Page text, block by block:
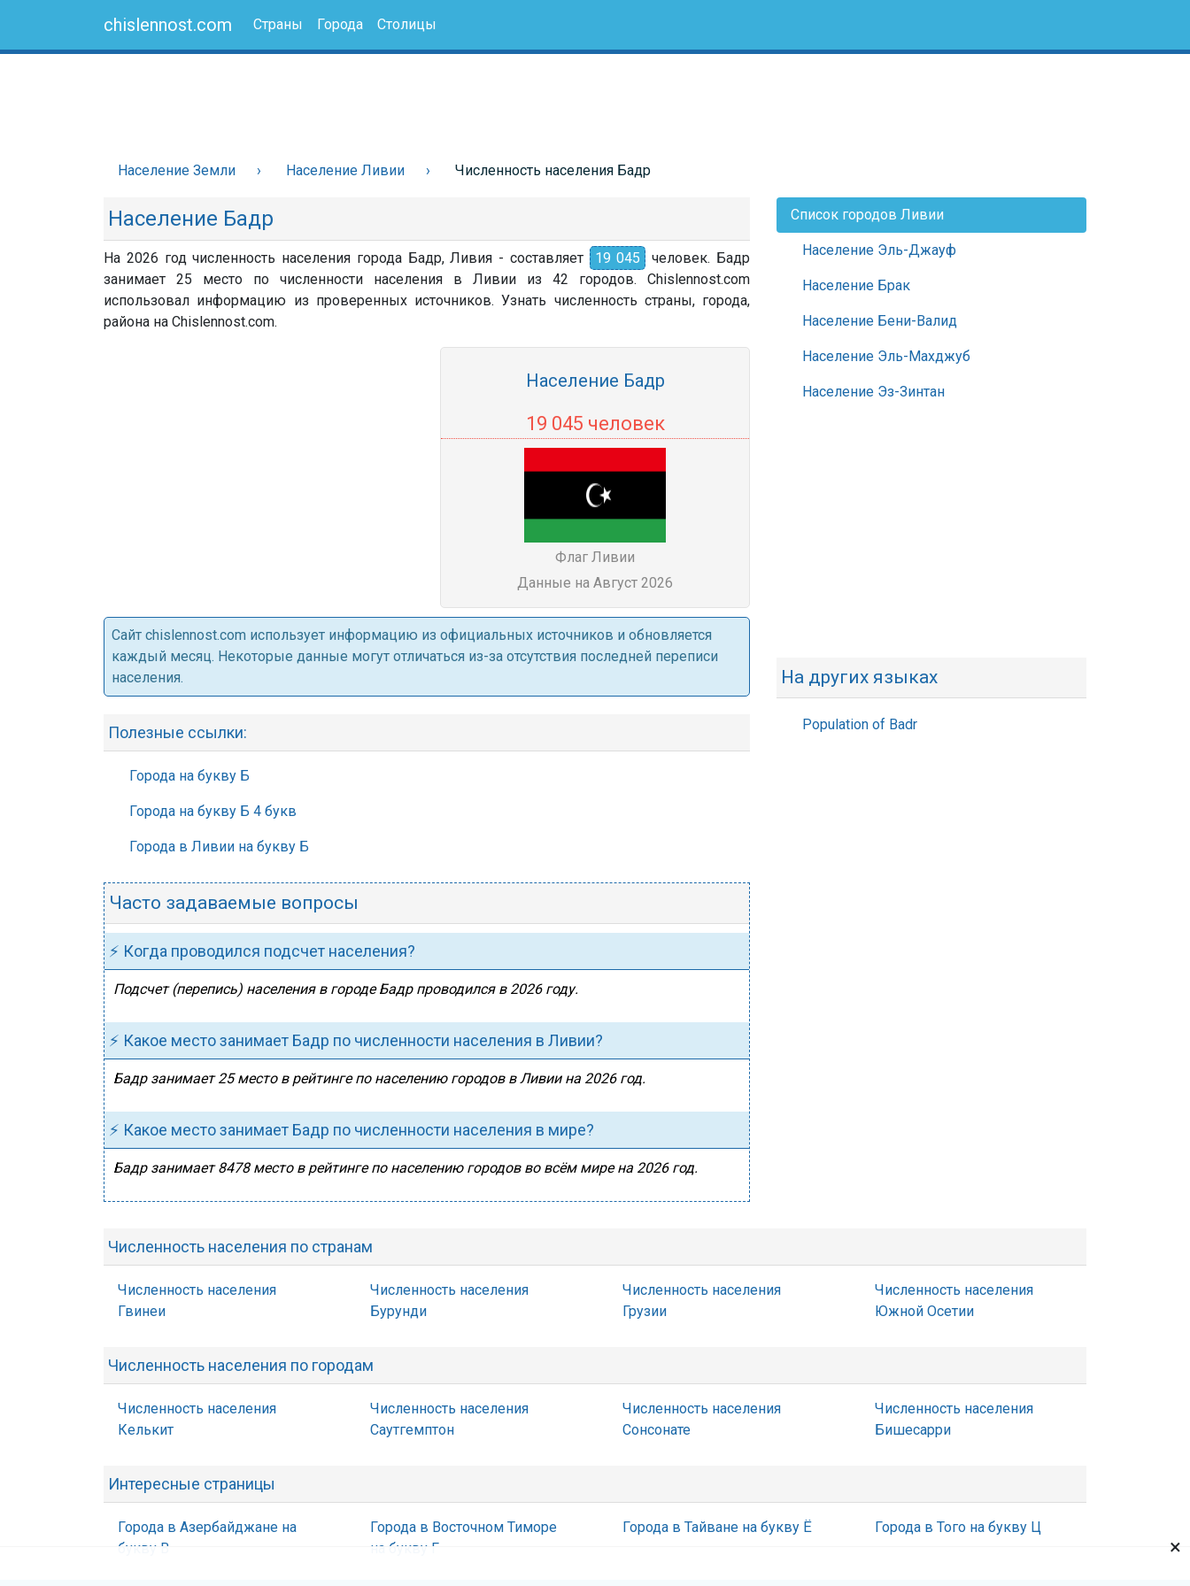
chislennost.com Страны Города Столицы
Население Земли Население Ливии Численность населения Бадр
Население Бадр
На 2026 год численность населения города Бадр, Ливия - составляет 19 045
человек. Бадр
занимает 25 место по численности населения в Ливии из 42 городов. Chislennost.com
использовал информацию из проверенных источников. Узнать численность страны, города,
района на Chislennost.com.
Население Бадр
19 045 человек
Флаг Ливии
Данные на Август 2026
Cайт chislennost.com использует информацию из официальных источников и обновляется
каждый месяц. Некоторые данные могут отличаться из-за отсутствия последней переписи
населения.
Полезные ссылки:
Города на букву Б
Города на букву Б 4 букв
Города в Ливии на букву Б
Часто задаваемые вопросы
⚡ Когда проводился подсчет населения?
Подсчет (перепись) населения в городе Бадр проводился в 2026 году.
⚡ Какое место занимает Бадр по численности населения в Ливии?
Бадр занимает 25 место в рейтинге по населению городов в Ливии на 2026 год.
⚡ Какое место занимает Бадр по численности населения в мире?
Бадр занимает 8478 место в рейтинге по населению городов во всём мире на 2026 год.
Список городов Ливии
Население Эль-Джауф
Население Брак
Население Бени-Валид
Население Эль-Махджуб
Население Эз-Зинтан
На других языках
Population of Badr
Численность населения по странам
Численность населения
Гвинеи
Численность населения
Бурунди
Численность населения
Грузии
Численность населения
Южной Осетии
Численность населения по городам
Численность населения
Келькит
Численность населения
Саутгемптон
Численность населения
Сонсонате
Численность населения
Бишесарри
Интересные страницы
Города в Азербайджане на
букву В
Города в Восточном Тиморе
на букву Г
Города в Тайване на букву Ё Города в Того на букву Ц
×